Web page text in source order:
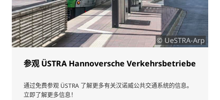
© UeSTRA-Arp
参观 ÜSTRA Hannoversche Verkehrsbetriebe
通过免费参观 ÜSTRA 了解更多有关汉诺威公共交通系统的信息。
立即了解更多信息！